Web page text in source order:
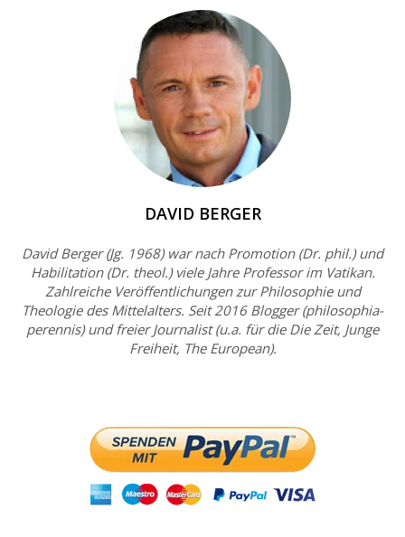
DAVID BERGER
David Berger (Jg. 1968) war nach Promotion (Dr. phil.) und
Habilitation (Dr. theol.) viele Jahre Professor im Vatikan.
Zahlreiche Veröffentlichungen zur Philosophie und
Theologie des Mittelalters. Seit 2016 Blogger (philosophia-
perennis) und freier Journalist (u.a. für die Die Zeit, Junge
Freiheit, The European).